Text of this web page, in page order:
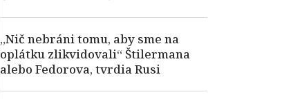
„Nič nebráni tomu, aby sme na
oplátku zlikvidovali“ Štilermana
alebo Fedorova, tvrdia Rusi